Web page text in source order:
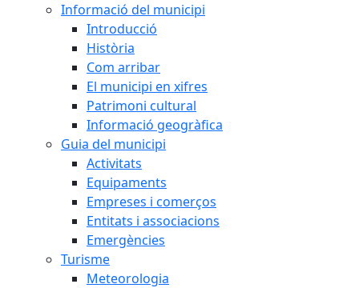
Informació del municipi
Introducció
Història
Com arribar
El municipi en xifres
Patrimoni cultural
Informació geogràfica
Guia del municipi
Activitats
Equipaments
Empreses i comerços
Entitats i associacions
Emergències
Turisme
Meteorologia